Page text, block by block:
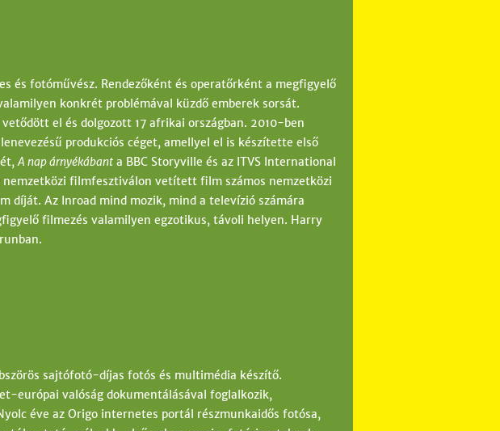
és fotóművész. Rendezőként és operatőrként a megfigyelő
konkrét problémával küzdő emberek sorsát.
el és dolgozott 17 afrikai országban. 2010-ben
produkciós céget, amellyel el is készítette első
A nap árnyékábant a BBC Storyville és az ITVS International
filmfesztiválon vetített film számos nemzetközi
díját. Az Inroad mind mozik, mind a televízió számára
filmezés valamilyen egzotikus, távoli helyen. Harry
sajtófotó-díjas fotós és multimédia készítő.
európai valóság dokumentálásával foglalkozik,
éve az Origo internetes portál részmunkaidős fotósa,